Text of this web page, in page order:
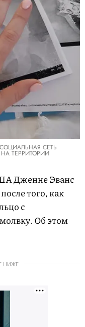
СЕТЬ
ТЕРРИТОРИИ
Дженне Эванс
того, как
с
Об этом
НИЖЕ